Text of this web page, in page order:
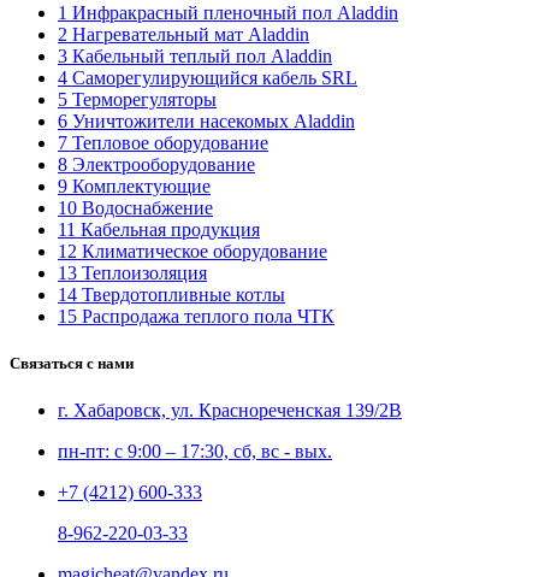
1 Инфракрасный пленочный пол Aladdin
2 Нагревательный мат Aladdin
3 Кабельный теплый пол Aladdin
4 Саморегулирующийся кабель SRL
5 Терморегуляторы
6 Уничтожители насекомых Aladdin
7 Тепловое оборудование
8 Электрооборудование
9 Комплектующие
10 Водоснабжение
11 Кабельная продукция
12 Климатическое оборудование
13 Теплоизоляция
14 Твердотопливные котлы
15 Распродажа теплого пола ЧТК
Связаться с нами
г. Хабаровск, ул. Краснореченская 139/2В
пн-пт: с 9:00 – 17:30, сб, вс - вых.
+7 (4212) 600-333
8-962-220-03-33